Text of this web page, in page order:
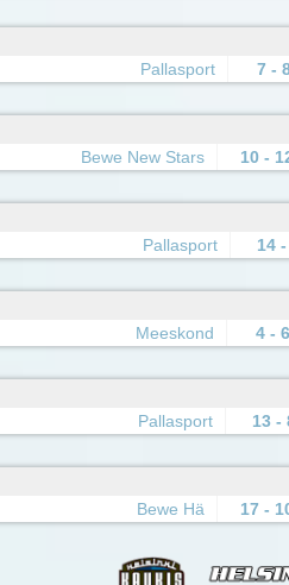
Pallasport 7 -
Bewe New Stars 10 -
Pallasport 14
Meeskond 4 - 6
Pallasport 13 -
Bewe Hä 17 -